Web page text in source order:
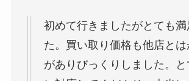
初めて行きましたがとても満
た。買い取り価格も他店と
がありびっくりしました。